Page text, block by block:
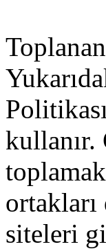
Toplanan
Politikası
kullanır.
toplamak
ortakları
siteleri